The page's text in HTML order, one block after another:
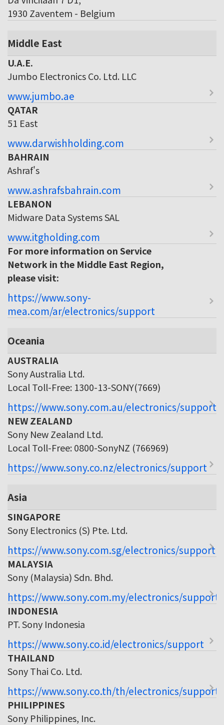
1930 Zaventem - Belgium
Middle East
U.A.E.
Jumbo Electronics Co. Ltd. LLC
www.jumbo.ae
QATAR
51 East
www.darwishholding.com
BAHRAIN
Ashraf's
www.ashrafsbahrain.com
LEBANON
Midware Data Systems SAL
www.itgholding.com
For more information on Service
Network in the Middle East Region,
please visit:
https://www.sony-
mea.com/ar/electronics/support
Oceania
AUSTRALIA
Sony Australia Ltd.
Local Toll-Free: 1300-13-SONY(7669)
https://www.sony.com.au/electronics/support
NEW ZEALAND
Sony New Zealand Ltd.
Local Toll-Free: 0800-SonyNZ (766969)
https://www.sony.co.nz/electronics/support
Asia
SINGAPORE
Sony Electronics (S) Pte. Ltd.
https://www.sony.com.sg/electronics/support
MALAYSIA
Sony (Malaysia) Sdn. Bhd.
https://www.sony.com.my/electronics/support
INDONESIA
PT. Sony Indonesia
https://www.sony.co.id/electronics/support
THAILAND
Sony Thai Co. Ltd.
https://www.sony.co.th/th/electronics/support
PHILIPPINES
Sony Philippines, Inc.